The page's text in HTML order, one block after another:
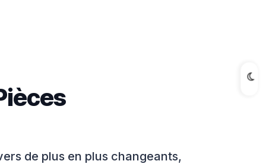
de plus en plus changeants,